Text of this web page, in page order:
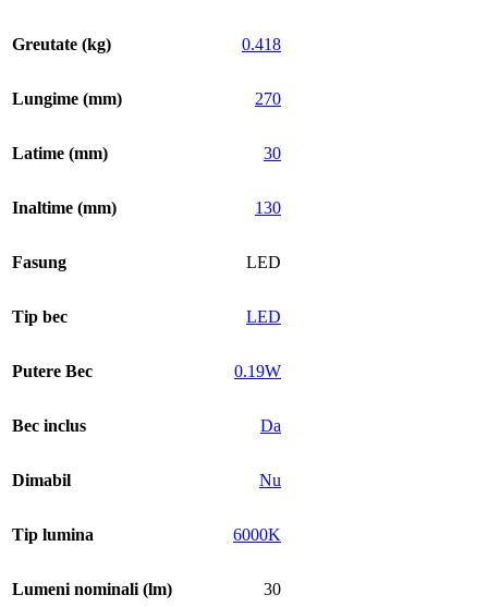
Greutate (kg) 0.418
Lungime (mm) 270
Latime (mm) 30
Inaltime (mm) 130
Fasung LED
Tip bec LED
Putere Bec 0.19W
Bec inclus Da
Dimabil Nu
Tip lumina 6000K
Lumeni nominali (lm) 30